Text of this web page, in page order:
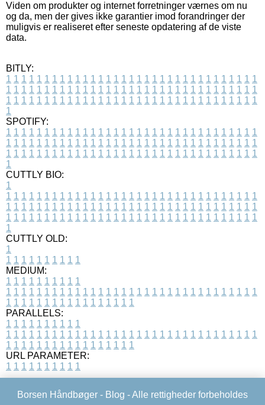
Viden om produkter og internet forretninger værnes om nu
og da, men der gives ikke garantier imod forandringer der
muligvis er realiseret efter seneste opdatering af de viste
data.
BITLY:
1 1 1 1 1 1 1 1 1 1 1 1 1 1 1 1 1 1 1 1 1 1 1 1 1 1 1 1 1 1 1 1 1
1 1 1 1 1 1 1 1 1 1 1 1 1 1 1 1 1 1 1 1 1 1 1 1 1 1 1 1 1 1 1 1 1
1 1 1 1 1 1 1 1 1 1 1 1 1 1 1 1 1 1 1 1 1 1 1 1 1 1 1 1 1 1 1 1 1
1
SPOTIFY:
1 1 1 1 1 1 1 1 1 1 1 1 1 1 1 1 1 1 1 1 1 1 1 1 1 1 1 1 1 1 1 1 1
1 1 1 1 1 1 1 1 1 1 1 1 1 1 1 1 1 1 1 1 1 1 1 1 1 1 1 1 1 1 1 1 1
1 1 1 1 1 1 1 1 1 1 1 1 1 1 1 1 1 1 1 1 1 1 1 1 1 1 1 1 1 1 1 1 1
1
CUTTLY BIO:
1
1 1 1 1 1 1 1 1 1 1 1 1 1 1 1 1 1 1 1 1 1 1 1 1 1 1 1 1 1 1 1 1 1
1 1 1 1 1 1 1 1 1 1 1 1 1 1 1 1 1 1 1 1 1 1 1 1 1 1 1 1 1 1 1 1 1
1 1 1 1 1 1 1 1 1 1 1 1 1 1 1 1 1 1 1 1 1 1 1 1 1 1 1 1 1 1 1 1 1
1
CUTTLY OLD:
1
1 1 1 1 1 1 1 1 1 1
MEDIUM:
1 1 1 1 1 1 1 1 1 1
1 1 1 1 1 1 1 1 1 1 1 1 1 1 1 1 1 1 1 1 1 1 1 1 1 1 1 1 1 1 1 1 1
1 1 1 1 1 1 1 1 1 1 1 1 1 1 1 1 1
PARALLELS:
1 1 1 1 1 1 1 1 1 1
1 1 1 1 1 1 1 1 1 1 1 1 1 1 1 1 1 1 1 1 1 1 1 1 1 1 1 1 1 1 1 1 1
1 1 1 1 1 1 1 1 1 1 1 1 1 1 1 1 1
URL PARAMETER:
1 1 1 1 1 1 1 1 1 1
Borsen Håndbøger - Blog - Alle rettigheder forbeholdes